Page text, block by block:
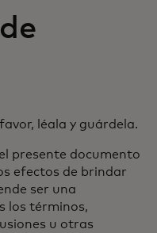
léala y guárdela.
presente documento
efectos de brindar
ser una
los términos,
u otras